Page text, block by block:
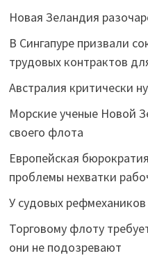
Новая Зеландия
В Сингапуре призвали
трудовых контрактов
Австралия критически
Морские ученые Новой
своего флота
Европейская
проблемы нехватки
У судовых рефмехаников
Торговому флоту
они не подозревают